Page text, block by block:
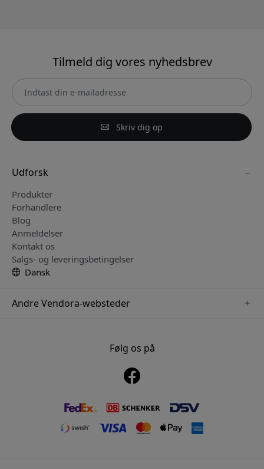
Tilmeld dig vores nyhedsbrev
Skriv dig op
Udforsk
Produkter
Forhandlere
Blog
Anmeldelser
Kontakt os
Salgs- og leveringsbetingelser
Dansk
Andre Vendora-websteder
www.nordicsmartlight.seFølg os på